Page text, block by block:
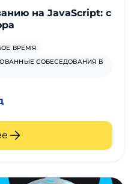
на JavaScript: с
ВРЕМЯ
СОБЕСЕДОВАНИЯ В